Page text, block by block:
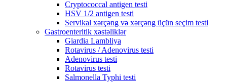
Cryptococcal antigen testi
HSV 1/2 antigen testi
Servikal xərçəng və xərçəng üçün seçim testi
Gastroenteritik xəstəliklər
Giardia Lambliya
Rotavirus / Adenovirus testi
Adenovirus testi
Rotavirus testi
Salmonella Typhi testi